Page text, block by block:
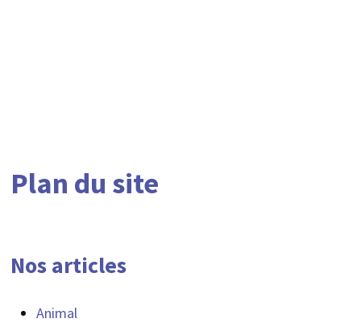
Plan du site
Nos articles
Animal